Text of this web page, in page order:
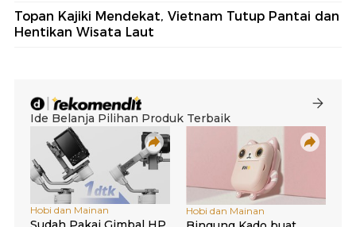
Topan Kajiki Mendekat, Vietnam Tutup Pantai dan
Hentikan Wisata Laut